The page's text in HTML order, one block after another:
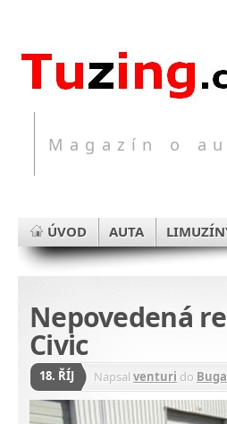
Magazín o
ÚVOD AUTA
Nepovedená
Civic
18. ŘÍJ Napsal venturi do